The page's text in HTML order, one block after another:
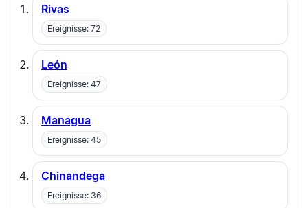
Rivas
Ereignisse: 72
León
Ereignisse: 47
Managua
Ereignisse: 45
Chinandega
Ereignisse: 36